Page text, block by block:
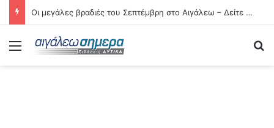
Οι μεγάλες βραδιές του Σεπτέμβρη στο Αιγάλεω – Δείτε αναλυτικά τις 21 εκδηλώσεις
Menu